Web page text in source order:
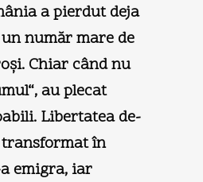
a pierdut deja
număr mare de
Chiar când nu
au plecat
Libertatea de-
în
emigra, iar